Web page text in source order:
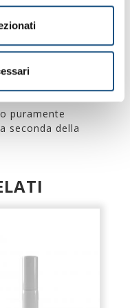
Odorata Oil /
Peel Oil, Citrus
Linalool, Linalyl
puramente
seconda della